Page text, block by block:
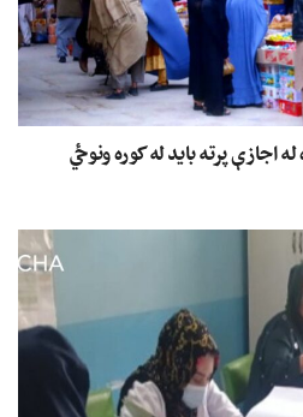
پرته باید له کوره ونوځي